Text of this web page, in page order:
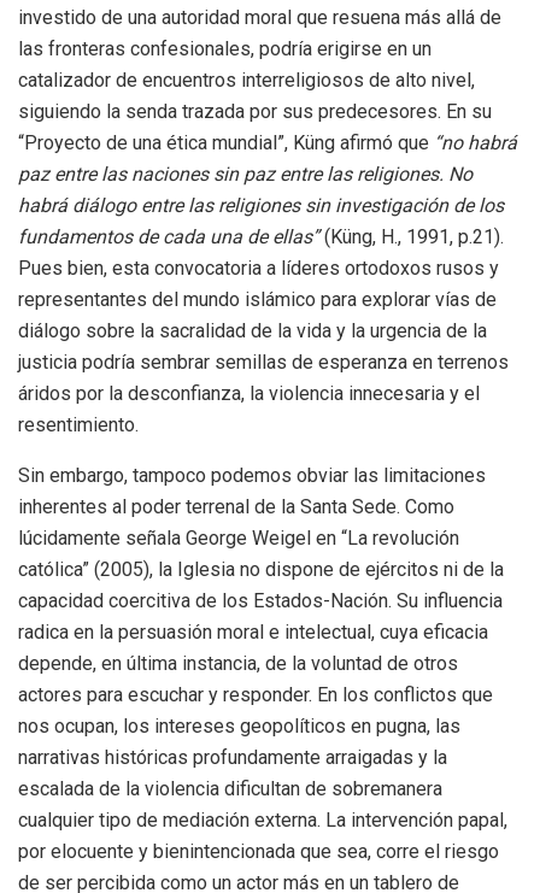
investido de una autoridad moral que resuena más allá de
las fronteras confesionales, podría erigirse en un
catalizador de encuentros interreligiosos de alto nivel,
siguiendo la senda trazada por sus predecesores. En su
“Proyecto de una ética mundial”, Küng afirmó que “no habrá
paz entre las naciones sin paz entre las religiones. No
habrá diálogo entre las religiones sin investigación de los
fundamentos de cada una de ellas”(Küng, H., 1991, p.21).
Pues bien, esta convocatoria a líderes ortodoxos rusos y
representantes del mundo islámico para explorar vías de
diálogo sobre la sacralidad de la vida y la urgencia de la
justicia podría sembrar semillas de esperanza en terrenos
áridos por la desconfianza, la violencia innecesaria y el
resentimiento.
Sin embargo, tampoco podemos obviar las limitaciones
inherentes al poder terrenal de la Santa Sede. Como
lúcidamente señala George Weigel en “La revolución
católica” (2005), la Iglesia no dispone de ejércitos ni de la
capacidad coercitiva de los Estados-Nación. Su influencia
radica en la persuasión moral e intelectual, cuya eficacia
depende, en última instancia, de la voluntad de otros
actores para escuchar y responder. En los conflictos que
nos ocupan, los intereses geopolíticos en pugna, las
narrativas históricas profundamente arraigadas y la
escalada de la violencia dificultan de sobremanera
cualquier tipo de mediación externa. La intervención papal,
por elocuente y bienintencionada que sea, corre el riesgo
de ser percibida como un actor más en un tablero de